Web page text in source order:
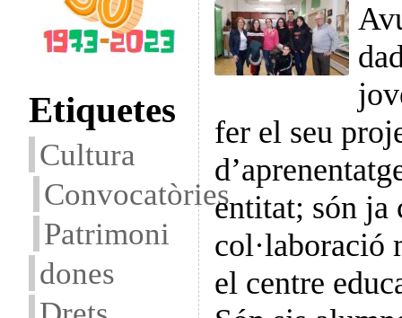
Etiquetes
Cultura
Convocatòries
Patrimoni
dones
fer el seu
entitat; són ja
col·laboració
el centre